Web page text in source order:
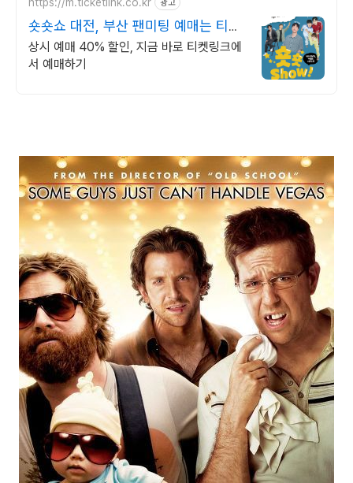
광고
숏숏쇼 대전, 부산 팬미팅 예매는 티켓
링크!
상시 예매 40% 할인, 지금 바로 티켓링크에
서 예매하기